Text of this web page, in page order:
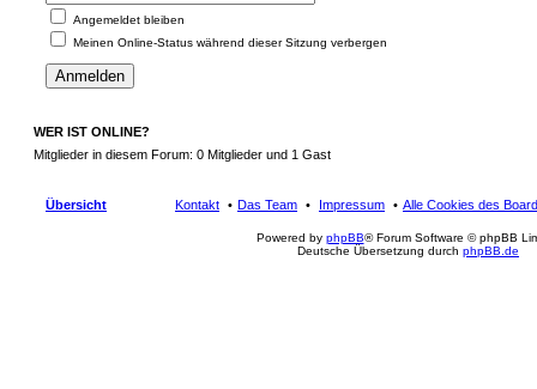
Angemeldet bleiben
Meinen Online-Status während dieser Sitzung verbergen
WER IST ONLINE?
Mitglieder in diesem Forum: 0 Mitglieder und 1 Gast
Übersicht Alle Cookies des
Impressum
Das Team
Kontakt
Powered by phpBB® Forum Software © phpBB
Deutsche Übersetzung durch phpBB.de